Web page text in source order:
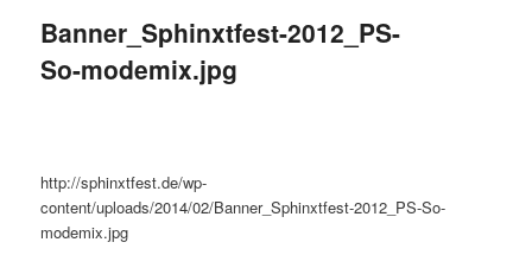
Banner_Sphinxtfest-2012_PS-
So-modemix.jpg
http://sphinxtfest.de/wp-
content/uploads/2014/02/Banner_Sphinxtfest-2012_PS-So-
modemix.jpg